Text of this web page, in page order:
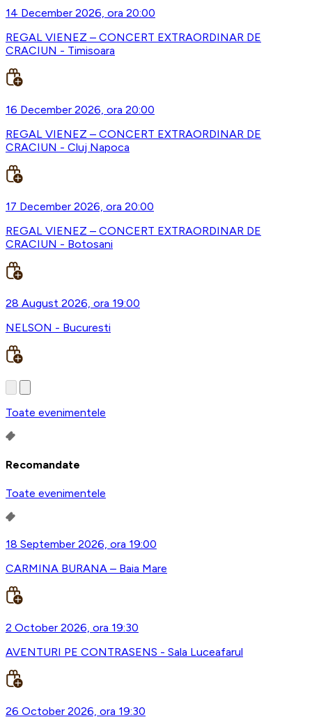
14 December 2026, ora 20:00
REGAL VIENEZ – CONCERT EXTRAORDINAR DE
CRACIUN - Timisoara
16 December 2026, ora 20:00
REGAL VIENEZ – CONCERT EXTRAORDINAR DE
CRACIUN - Cluj Napoca
17 December 2026, ora 20:00
REGAL VIENEZ – CONCERT EXTRAORDINAR DE
CRACIUN - Botosani
28 August 2026, ora 19:00
NELSON - Bucuresti
Toate evenimentele
Recomandate
Toate evenimentele
18 September 2026, ora 19:00
CARMINA BURANA – Baia Mare
2 October 2026, ora 19:30
AVENTURI PE CONTRASENS - Sala Luceafarul
26 October 2026, ora 19:30